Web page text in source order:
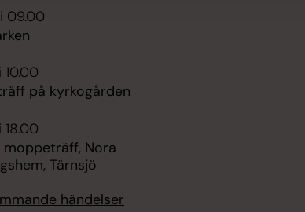
09.00
10.00
på kyrkogården
18.00
Nora
Tärnsjö
händelser